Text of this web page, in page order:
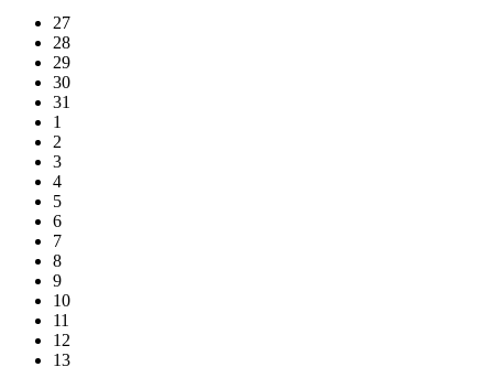
27
28
29
30
31
1
2
3
4
5
6
7
8
9
10
11
12
13